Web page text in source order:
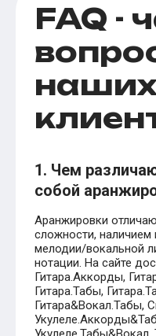
FAQ -
1. Чем
собой
Аранжировки
сложности, наличием
мелодии/вокальной
нотации. На сайте
Гитара.Аккорды,
Гитара.Табы,
Гитара&Вокал.Табы,